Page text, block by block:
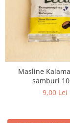
Masline
samburi
9,00 Lei